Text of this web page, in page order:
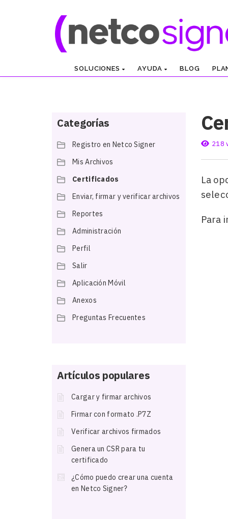
SOLUCIONES AYUDA BLOG
Categorías
Registro en Netco Signer
Mis Archivos
Certificados
Enviar, firmar y verificar archivos
Reportes
Administración
Perfil
Salir
Aplicación Móvil
Anexos
Preguntas Frecuentes
Artículos populares
Cargar y firmar archivos
Firmar con formato .P7Z
Verificar archivos firmados
Genera un CSR para tu
certificado
¿Cómo puedo crear una cuenta
en Netco Signer?
218
La
Para